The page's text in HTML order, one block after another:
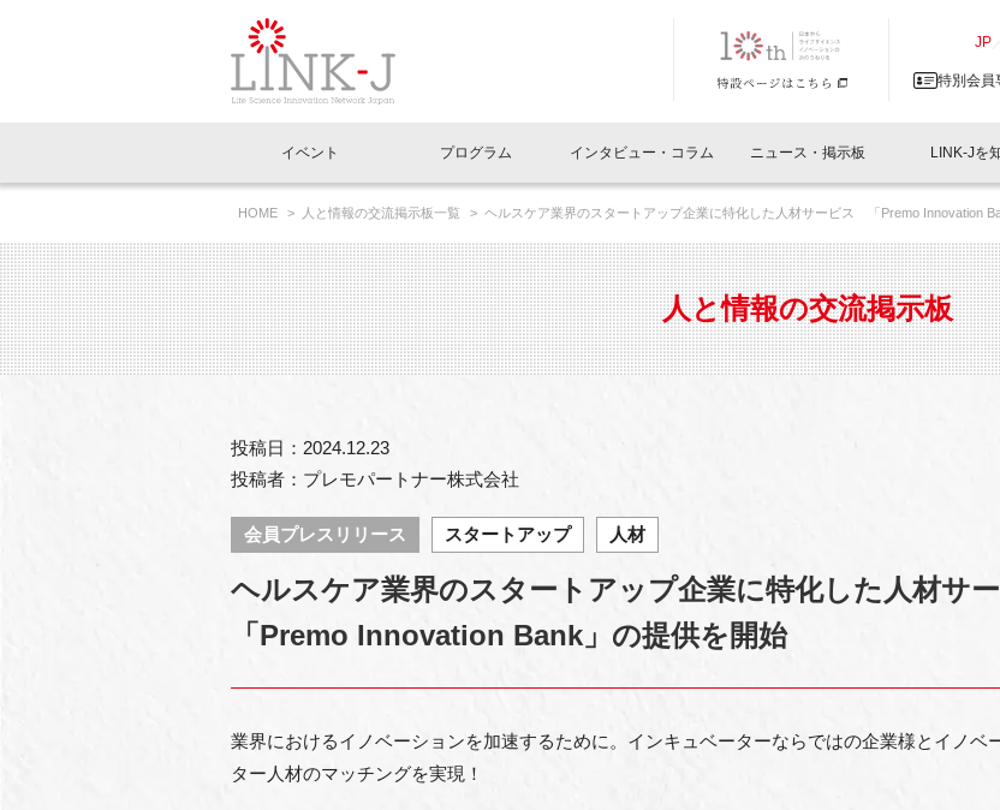
JP
特別会員
イベントお知らせメール登録
閉じる
イベント
イベント一覧
LINK-J主催・共催 特別会員開催
LINK-J協賛・協力 出展・参加
イベントレポート一覧
LINK-J主催・共催
LINK-J協賛・協力
プログラム
Out of Box相談室 What's "UNIKORN"？
インタビュー・コラム
インタビュー・コラム一覧
スペシャルインタビュー ベンチャーインタビュー
連載コラム サポーターコラム
ニュース・掲示板
ニュース一覧
トピック プレスリリース
メディア情報 海外関連
協賛・協力
人と情報の交流掲示板一
会員プレスリリース
募集
LINK-Jを
理事長挨拶 Why in Nihonbashi
国内外連携 サポーター紹介
組織概要 パンフレット
特別会員一覧 特別会員について
専用メニューはこちら
ラウンジ・会議室 オフィス・ラボ
アクセス
HOME 人と情報の交流掲示板一覧 ヘルスケア業界のスタートアップ企業に特化した人材サービス 「Premo Innovation
人と情報の交流掲示板
投稿日：2024.12.23
投稿者：プレモパートナー株式会社
会員プレスリリース スタートアップ 人材
ヘルスケア業界のスタートアップ企業に特化した人材サ
「Premo Innovation Bank」の提供を開始
業界におけるイノベーションを加速するために。インキュベーターならではの企業様とイノベ
ター人材のマッチングを実現！